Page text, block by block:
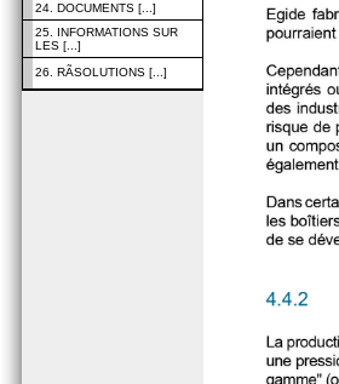
24. DOCUMENTS [...]
25. INFORMATIONS SUR
LES [...]
26. RÃSOLUTIONS [...]